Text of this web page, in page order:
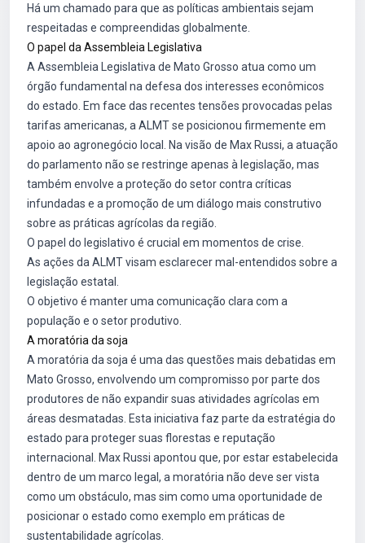
Há um chamado para que as políticas ambientais sejam
respeitadas e compreendidas globalmente.
O papel da Assembleia Legislativa
A Assembleia Legislativa de Mato Grosso atua como um
órgão fundamental na defesa dos interesses econômicos
do estado. Em face das recentes tensões provocadas pelas
tarifas americanas, a ALMT se posicionou firmemente em
apoio ao agronegócio local. Na visão de Max Russi, a atuação
do parlamento não se restringe apenas à legislação, mas
também envolve a proteção do setor contra críticas
infundadas e a promoção de um diálogo mais construtivo
sobre as práticas agrícolas da região.
O papel do legislativo é crucial em momentos de crise.
As ações da ALMT visam esclarecer mal-entendidos sobre a
legislação estatal.
O objetivo é manter uma comunicação clara com a
população e o setor produtivo.
A moratória da soja
A moratória da soja é uma das questões mais debatidas em
Mato Grosso, envolvendo um compromisso por parte dos
produtores de não expandir suas atividades agrícolas em
áreas desmatadas. Esta iniciativa faz parte da estratégia do
estado para proteger suas florestas e reputação
internacional. Max Russi apontou que, por estar estabelecida
dentro de um marco legal, a moratória não deve ser vista
como um obstáculo, mas sim como uma oportunidade de
posicionar o estado como exemplo em práticas de
sustentabilidade agrícolas.